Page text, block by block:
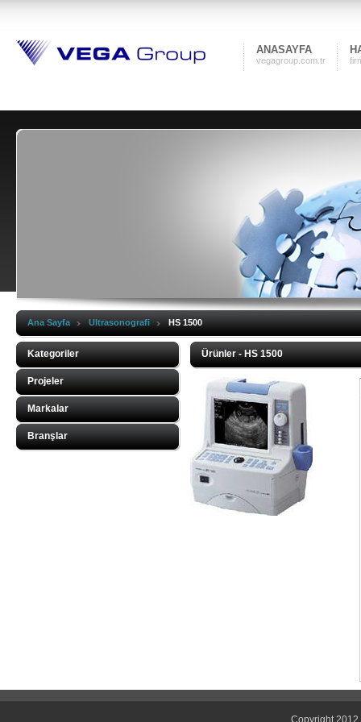
ANASAYFA
vegagroup.com.tr
Ana Sayfa Ultrasonografi HS 1500
Kategoriler
Projeler
Markalar
Branşlar
Ürünler - HS 1500
Copyright 2012